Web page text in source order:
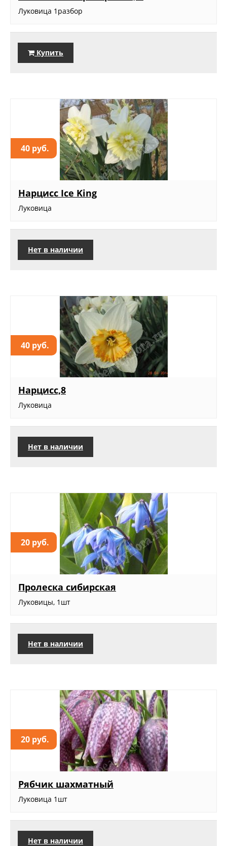
Луковица 1разбор
Купить
40 руб.
Нарцисс Ice King
Луковица
Нет в наличии
40 руб.
Нарцисс,8
Луковица
Нет в наличии
20 руб.
Пролеска сибирская
Луковицы, 1шт
Нет в наличии
20 руб.
Рябчик шахматный
Луковица 1шт
Нет в наличии